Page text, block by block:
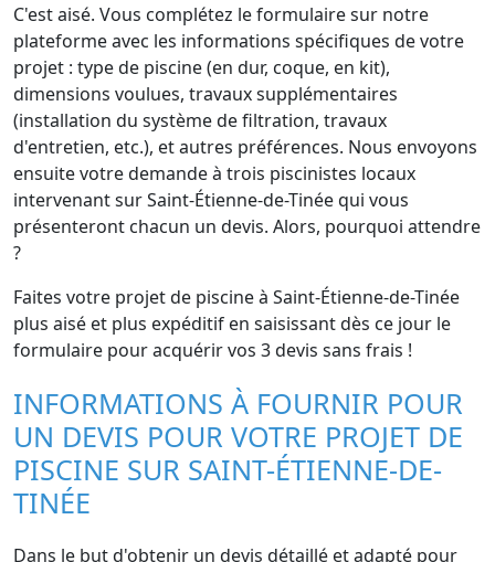
C'est aisé. Vous complétez le formulaire sur notre
plateforme avec les informations spécifiques de votre
projet : type de piscine (en dur, coque, en kit),
dimensions voulues, travaux supplémentaires
(installation du système de filtration, travaux
d'entretien, etc.), et autres préférences. Nous envoyons
ensuite votre demande à trois piscinistes locaux
intervenant sur Saint-Étienne-de-Tinée qui vous
présenteront chacun un devis. Alors, pourquoi attendre
?
Faites votre projet de piscine à Saint-Étienne-de-Tinée
plus aisé et plus expéditif en saisissant dès ce jour le
formulaire pour acquérir vos 3 devis sans frais !
INFORMATIONS À FOURNIR POUR
UN DEVIS POUR VOTRE PROJET DE
PISCINE SUR SAINT-ÉTIENNE-DE-
TINÉE
Dans le but d'obtenir un devis détaillé et adapté pour